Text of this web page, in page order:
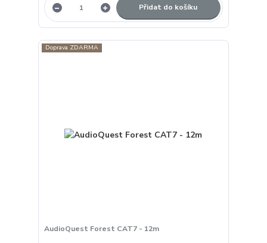
Přidat do košíku
Doprava ZDARMA
AudioQuest Forest CAT7 - 12m